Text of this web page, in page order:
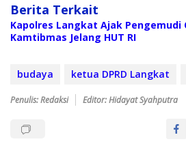
Berita Terkait
Kapolres Langkat Ajak Pengemudi
Kamtibmas Jelang HUT RI
budaya ketua DPRD Langkat
Penulis: Redaksi Editor: Hidayat Syahputra